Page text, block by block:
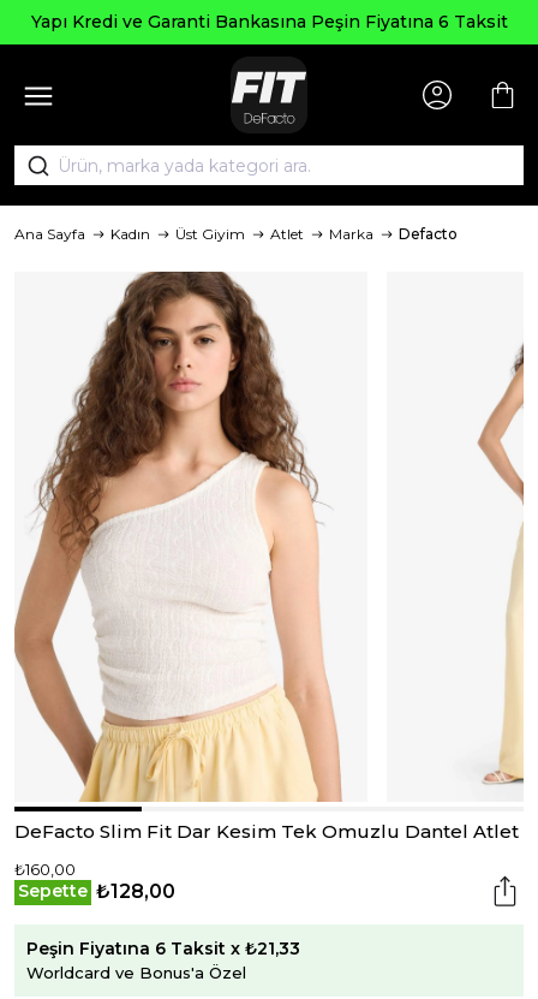
Yapı Kredi ve Garanti Bankasına Peşin Fiyatına 6 Taksit
Ana Sayfa Kadın Üst Giyim Atlet Marka Defacto
DeFacto Slim Fit Dar Kesim Tek Omuzlu Dantel Atlet
₺160,00
Sepette ₺128,00
Peşin Fiyatına 6 Taksit x ₺21,33
Worldcard ve Bonus'a Özel